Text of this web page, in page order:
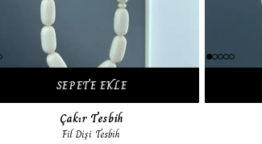
SEPETE EKLE
Çakır Tesbih
Fil Dişi Tesbih